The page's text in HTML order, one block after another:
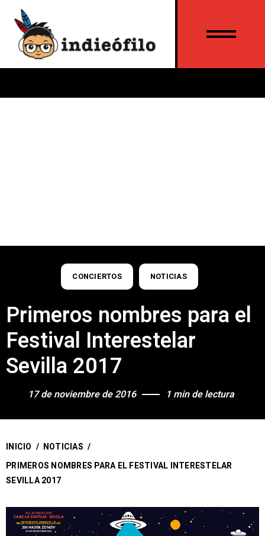
CONCIERTOS NOTICIAS
Primeros nombres para el
Festival Interestelar
Sevilla 2017
17 de noviembre de 2016 1 min de lectura
INICIO / NOTICIAS /
PRIMEROS NOMBRES PARA EL FESTIVAL INTERESTELAR
SEVILLA 2017